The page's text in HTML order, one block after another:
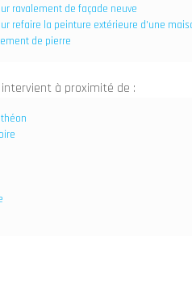
ravalement de façade neuve
refaire la peinture extérieure d'une
de pierre
intervient à proximité de :